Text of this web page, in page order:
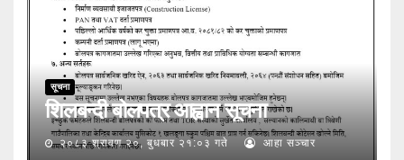
सूचना
शिलबन्दी बोलपत्र आह्वान सूचना
२०८३ श्रावण २०, बुधबार २१:०३ गते आहा सञ्चार